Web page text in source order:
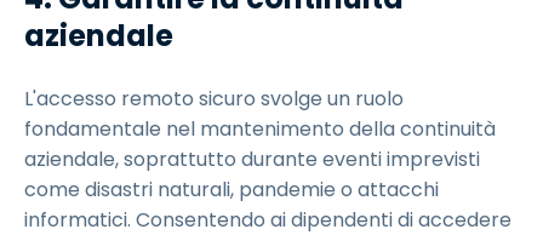
aziendale
L'accesso remoto sicuro svolge un ruolo
fondamentale nel mantenimento della continuità
aziendale, soprattutto durante eventi imprevisti
come disastri naturali, pandemie o attacchi
informatici. Consentendo ai dipendenti di accedere